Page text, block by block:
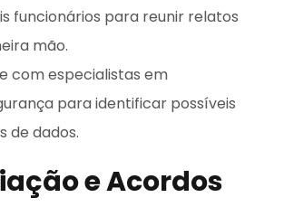
funcionários para reunir relatos
mão.
com especialistas em
para identificar possíveis
de dados.
e Acordos